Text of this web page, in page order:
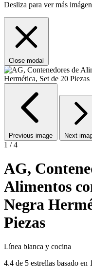
Desliza para ver más
Close modal
Previous image Next
1 / 4
AG,
Alimentos
Negra
Piezas
Línea blanca y cocina
4.4 de 5 estrellas basado en